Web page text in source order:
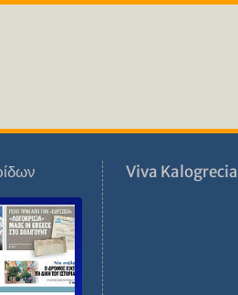
Viva Kalogrecia